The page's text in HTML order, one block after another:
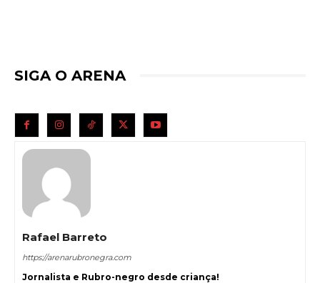
SIGA O ARENA
Rafael Barreto
https://arenarubronegra.com
Jornalista e Rubro-negro desde criança!